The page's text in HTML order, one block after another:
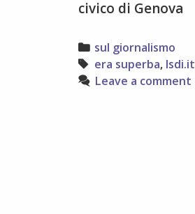
civico di Genova
Categories
sul giornalismo
Tags
era superba, lsdi.it
Leave a comment